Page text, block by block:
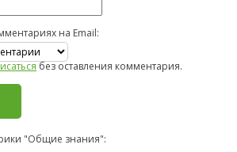
на Email:
без оставления комментария.
"Общие знания":